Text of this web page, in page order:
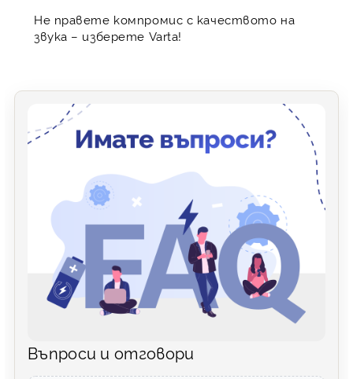
Не правете компромис с качеството на
звука – изберете Varta!
Въпроси и отговори